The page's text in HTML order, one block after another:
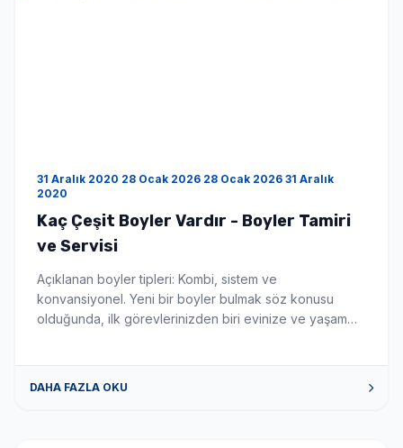
31 Aralık 2020 28 Ocak 2026 28 Ocak 2026 31 Aralık
2020
Kaç Çeşit Boyler Vardır - Boyler Tamiri
ve Servisi
Açıklanan boyler tipleri: Kombi, sistem ve
konvansiyonel. Yeni bir boyler bulmak söz konusu
olduğunda, ilk görevlerinizden biri evinize ve yaşam
DAHA FAZLA OKU